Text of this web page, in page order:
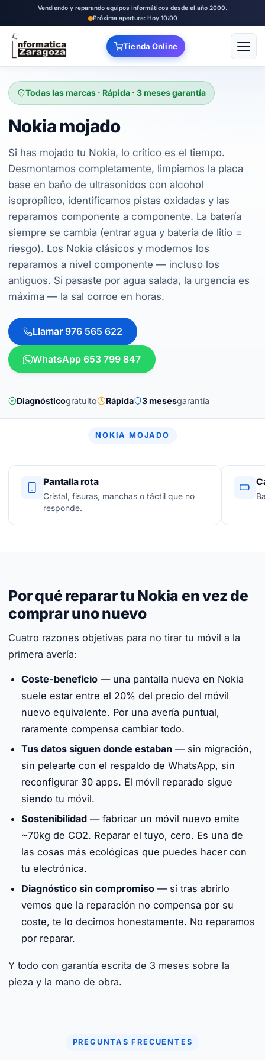
Vendiendo y reparando equipos informáticos desde el año 2000.
Próxima apertura: Hoy 10:00
Tienda Online Abrir
Todas las marcas · Rápida · 3 meses garantía
Nokia mojado
Si has mojado tu Nokia, lo crítico es el tiempo.
Desmontamos completamente, limpiamos la placa
base en baño de ultrasonidos con alcohol
isopropílico, identificamos pistas oxidadas y las
reparamos componente a componente. La batería
siempre se cambia (entrar agua y batería de litio =
riesgo). Los Nokia clásicos y modernos los
reparamos a nivel componente — incluso los
antiguos. Si pasaste por agua salada, la urgencia es
máxima — la sal corroe en horas.
Llamar 976 565 622
WhatsApp 653 799 847
Diagnósticogratuito Rápida 3 mesesgarantía
NOKIA MOJADO
Pantalla rota
Cristal, fisuras, manchas o táctil que no
responde.
Por qué reparar tu Nokia en vez de
comprar uno nuevo
Cuatro razones objetivas para no tirar tu móvil a la
primera avería:
Coste-beneficio — una pantalla nueva en Nokia
suele estar entre el 20% del precio del móvil
nuevo equivalente. Por una avería puntual,
raramente compensa cambiar todo.
Tus datos siguen donde estaban — sin migración,
sin pelearte con el respaldo de WhatsApp, sin
reconfigurar 30 apps. El móvil reparado sigue
siendo tu móvil.
Sostenibilidad — fabricar un móvil nuevo emite
~70kg de CO2. Reparar el tuyo, cero. Es una de
las cosas más ecológicas que puedes hacer con
tu electrónica.
Diagnóstico sin compromiso — si tras abrirlo
vemos que la reparación no compensa por su
coste, te lo decimos honestamente. No reparamos
por reparar.
Y todo con garantía escrita de 3 meses sobre la
pieza y la mano de obra.
PREGUNTAS FRECUENTES